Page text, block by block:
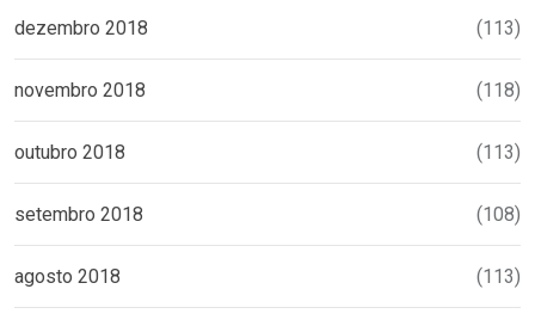
dezembro 2018 (113)
novembro 2018 (118)
outubro 2018 (113)
setembro 2018 (108)
agosto 2018 (113)